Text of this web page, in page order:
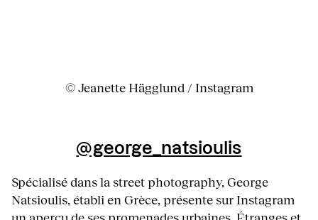
© Jeanette Hägglund / Instagram
@george_natsioulis
Spécialisé dans la street photography, George
Natsioulis, établi en Grèce, présente sur Instagram